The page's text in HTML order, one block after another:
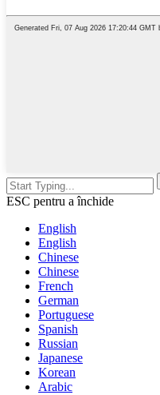
ESC pentru a închide
English
English
Chinese
Chinese
French
German
Portuguese
Spanish
Russian
Japanese
Korean
Arabic